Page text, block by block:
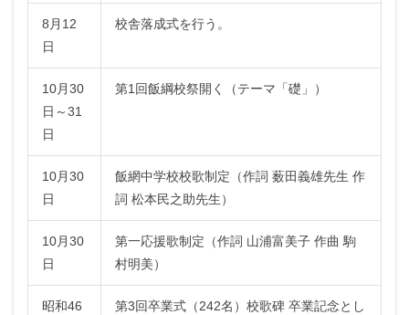
8月12
日
校舎落成式を行う。
10月30
日～31
日
第1回飯綱校祭開く（テーマ「礎」）
10月30
日
飯網中学校校歌制定（作詞 薮田義雄先生 作
詞 松本民之助先生）
10月30
日
第一応援歌制定（作詞 山浦富美子 作曲 駒
村明美）
昭和46
第3回卒業式（242名）校歌碑 卒業記念とし